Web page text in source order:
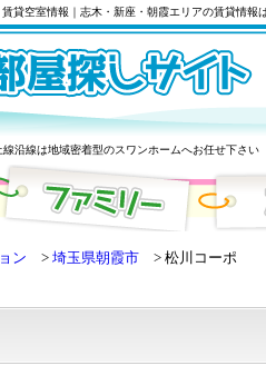
貸空室情報｜志木・新座・朝霞エリアの賃貸情報
沿線は地域密着型のスワンホームへお任せ下さい
ン 埼玉県朝霞市 松川コーポ